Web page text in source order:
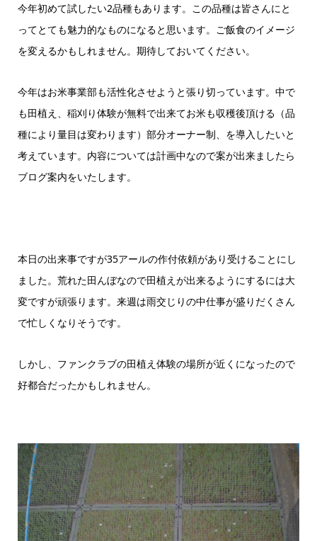
今年初めて試したい2品種もあります。この品種は皆さんにと
ってとても魅力的なものになると思います。ご飯食のイメージ
を変えるかもしれません。期待しておいてください。
今年はお米事業部も活性化させようと張り切っています。中で
も田植え、稲刈り体験が無料で出来てお米も収穫後頂ける（品
種により量目は変わります）部分オーナー制、を導入したいと
考えています。内容については計画中なので案が出来ましたら
ブログ案内をいたします。
本日の出来事ですが35アールの作付依頼があり受けることにし
ました。荒れた田んぼなので田植えが出来るようにするには大
変ですが頑張ります。来週は雨交じりの中仕事が盛りだくさん
で忙しくなりそうです。
しかし、ファンクラブの田植え体験の場所が近くになったので
好都合だったかもしれません。